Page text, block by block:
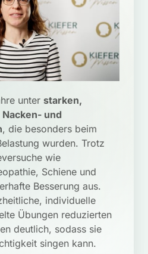
unter starken,
und
, die besonders beim
wurden. Trotz
wie
Schiene und
Besserung aus.
individuelle
Übungen reduzierten
deutlich, sodass sie
singen kann.